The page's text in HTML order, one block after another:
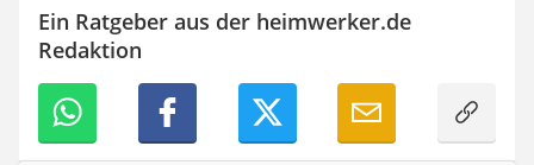
Sichtschutzstreifen
Akku-Laubbläser
Koifutter
Kassettenmarkise
Bosch-Heckenschere
Ein Ratgeber aus der heimwerker.de
Redaktion